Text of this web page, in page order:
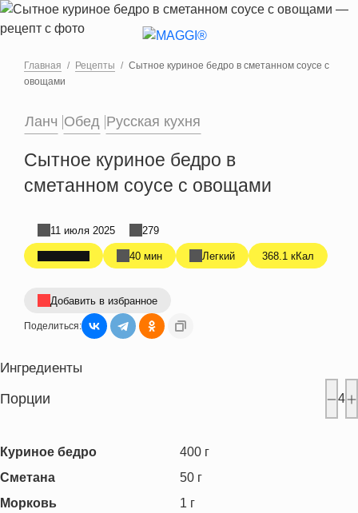
Перейти к основному содержанию
Главная Рецепты
Сытное куриное бедро в сметанном соусе с
овощами
Ланч Обед Русская кухня
Сытное куриное бедро в
сметанном соусе с овощами
40 мин Легкий 368.1 кКал
11 июля 2025 279
Добавить в избранное
Поделиться:
Ингредиенты
Порции 4
Куриное бедро 400 г
Сметана
50 г
Морковь
1 г